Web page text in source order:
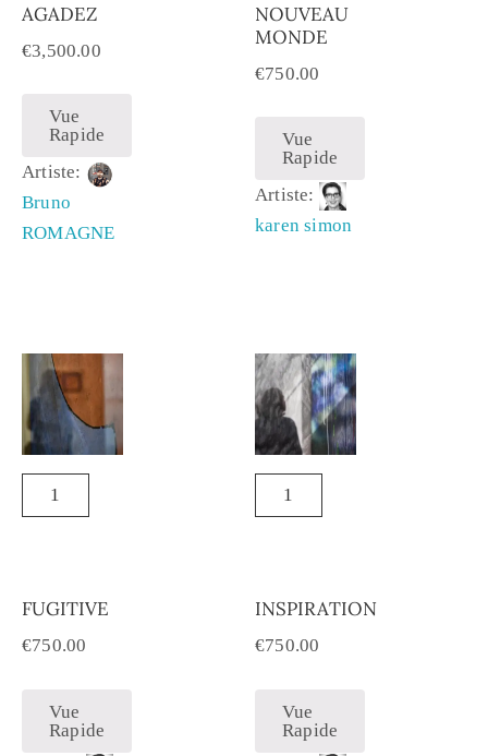
AGADEZ
€3,500.00
Vue
Rapide
Artiste:
Bruno
ROMAGNE
NOUVEAU
MONDE
€750.00
Vue
Rapide
Artiste:
karen simon
FUGITIVE
€750.00
Vue
Rapide
INSPIRATION
€750.00
Vue
Rapide